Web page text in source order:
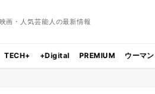
画・人気芸能人の最新情報
TECH+ +Digital PREMIUM ウーマン